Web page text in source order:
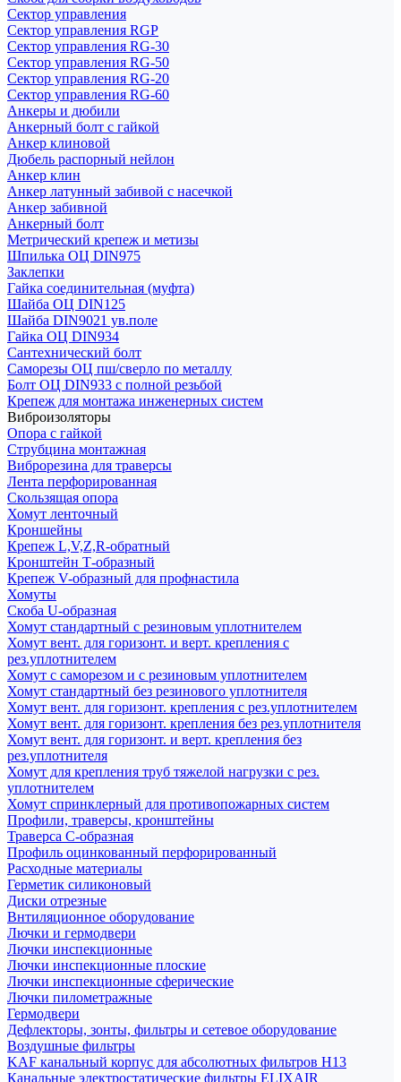
Сектор управления
Сектор управления RGP
Сектор управления RG-30
Сектор управления RG-50
Сектор управления RG-20
Сектор управления RG-60
Анкеры и дюбили
Анкерный болт с гайкой
Анкер клиновой
Дюбель распорный нейлон
Анкер клин
Анкер латунный забивой с насечкой
Анкер забивной
Анкерный болт
Метрический крепеж и метизы
Шпилька ОЦ DIN975
Заклепки
Гайка соединительная (муфта)
Шайба ОЦ DIN125
Шайба DIN9021 ув.поле
Гайка ОЦ DIN934
Сантехнический болт
Саморезы ОЦ пш/сверло по металлу
Болт ОЦ DIN933 с полной резьбой
Крепеж для монтажа инженерных систем
Виброизоляторы
Опора с гайкой
Струбцина монтажная
Виброрезина для траверсы
Лента перфорированная
Скользящая опора
Хомут ленточный
Кроншейны
Крепеж L,V,Z,R-обратный
Кронштейн Т-образный
Крепеж V-образный для профнастила
Хомуты
Скоба U-образная
Хомут стандартный с резиновым уплотнителем
Хомут вент. для горизонт. и верт. крепления с
рез.уплотнителем
Хомут с саморезом и с резиновым уплотнителем
Хомут стандартный без резинового уплотнителя
Хомут вент. для горизонт. крепления с рез.уплотнителем
Хомут вент. для горизонт. крепления без рез.уплотнителя
Хомут вент. для горизонт. и верт. крепления без
рез.уплотнителя
Хомут для крепления труб тяжелой нагрузки с рез.
уплотнителем
Хомут спринклерный для противопожарных систем
Профили, траверсы, кронштейны
Траверса С-образная
Профиль оцинкованный перфорированный
Расходные материалы
Герметик силиконовый
Диски отрезные
Внтиляционное оборудование
Лючки и гермодвери
Лючки инспекционные
Лючки инспекционные плоские
Лючки инспекционные сферические
Лючки пилометражные
Гермодвери
Дефлекторы, зонты, фильтры и сетевое оборудование
Воздушные фильтры
KAF канальный корпус для абсолютных фильтров H13
Канальные электростатические фильтры ELIXAIR